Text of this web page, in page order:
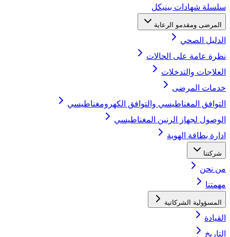
سلسلة شهادات بينيكل
المرضى ومقدمو الرعاية
الدليل الصحي
نظرة عامة على الحالات
العلاجات والتدخلات
خدمات المرضى
التوافق المغناطيسي والتوافق الكهرومغناطيسي
الوصول لجهاز الرنين المغناطيسي
ادارة بطاقة الهوية
شركتنا
من نحن
مهمتنا
المسؤولية الشركاتية
القيادة
التاريخ